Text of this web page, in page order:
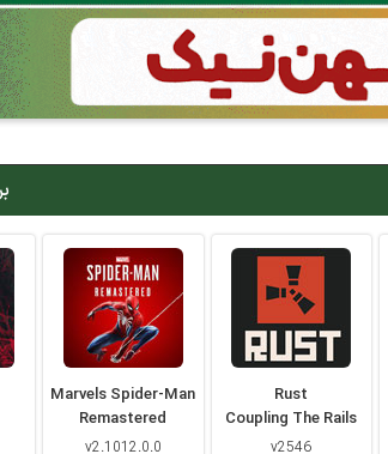
Marvels Spider-Man
Remastered
v2.1012.0.0
Rust
Coupling The Rails
v2546